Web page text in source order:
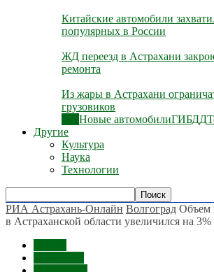
Китайские автомобили
популярных в России
ЖД переезд в Астрахани
ремонта
Из жары в Астрахани
грузовиков
Новые автомобилиГИБДД
Другие
Культура
Наука
Технологии
РИА Астрахань-Онлайн Волгоград Объем
в Астраханской области увеличился на 3%